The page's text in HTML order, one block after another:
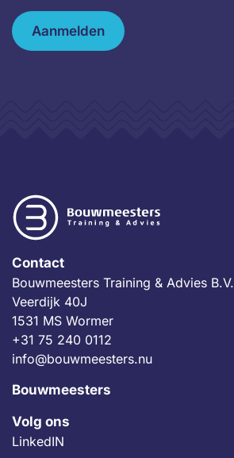
Aanmelden
Contact
Bouwmeesters Training & Advies B.V.
Veerdijk 40J
1531 MS Wormer
+31 75 240 0112
info@bouwmeesters.nu
Bouwmeesters
Volg ons
LinkedIN